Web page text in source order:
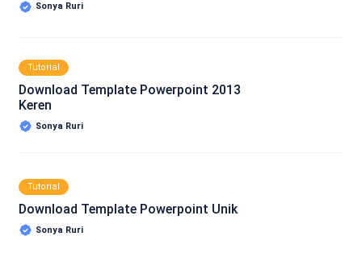
Sonya Ruri
Tutorial
Download Template Powerpoint 2013
Keren
Sonya Ruri
Tutorial
Download Template Powerpoint Unik
Sonya Ruri